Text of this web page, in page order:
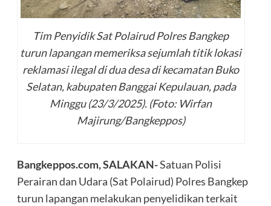
Tim Penyidik Sat Polairud Polres Bangkep
turun lapangan memeriksa sejumlah titik lokasi
reklamasi ilegal di dua desa di kecamatan Buko
Selatan, kabupaten Banggai Kepulauan, pada
Minggu (23/3/2025). (Foto: Wirfan
Majirung/Bangkeppos)
Bangkeppos.com, SALAKAN-Satuan Polisi
Perairan dan Udara (Sat Polairud) Polres Bangkep
turun lapangan melakukan penyelidikan terkait